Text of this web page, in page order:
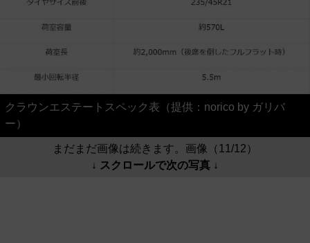
クラウンエステートスペック表（提供：norico by ガリバ
ー）
まだまだ画像は続きます。画像（11/12）
↓ スクロールで次の写真 ↓